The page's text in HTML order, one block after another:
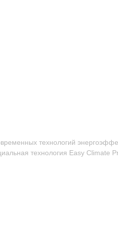
технологий
технология Easy